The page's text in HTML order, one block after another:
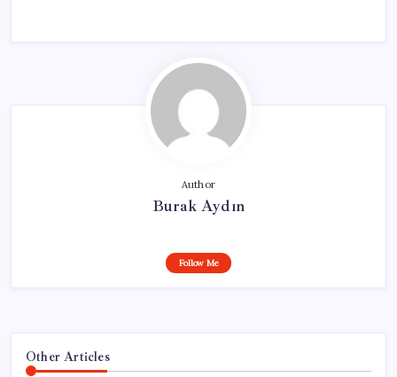
Author
Burak Aydın
Follow Me
Other Articles